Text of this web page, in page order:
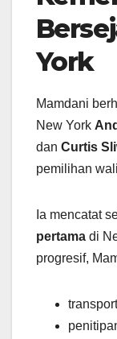
York
Mamdani
New York
dan Curtis
pemilihan
Ia mencatat
pertama di
progresif,